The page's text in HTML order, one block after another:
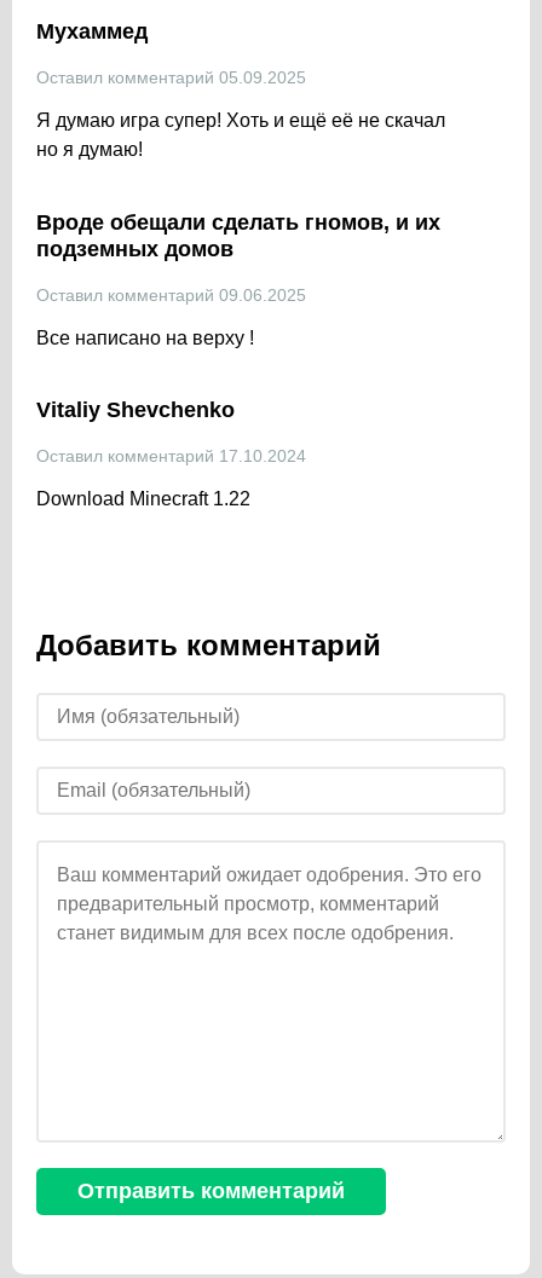
Мухаммед
Оставил комментарий 05.09.2025
Я думаю игра супер! Хоть и ещё её не скачал
но я думаю!
Вроде обещали сделать гномов, и их
подземных домов
Оставил комментарий 09.06.2025
Все написано на верху !
Vitaliy Shevchenko
Оставил комментарий 17.10.2024
Download Minecraft 1.22
Добавить комментарий